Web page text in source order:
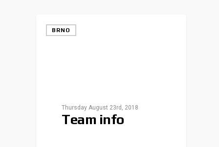
BRNO
Thursday August 23rd, 2018
Team info